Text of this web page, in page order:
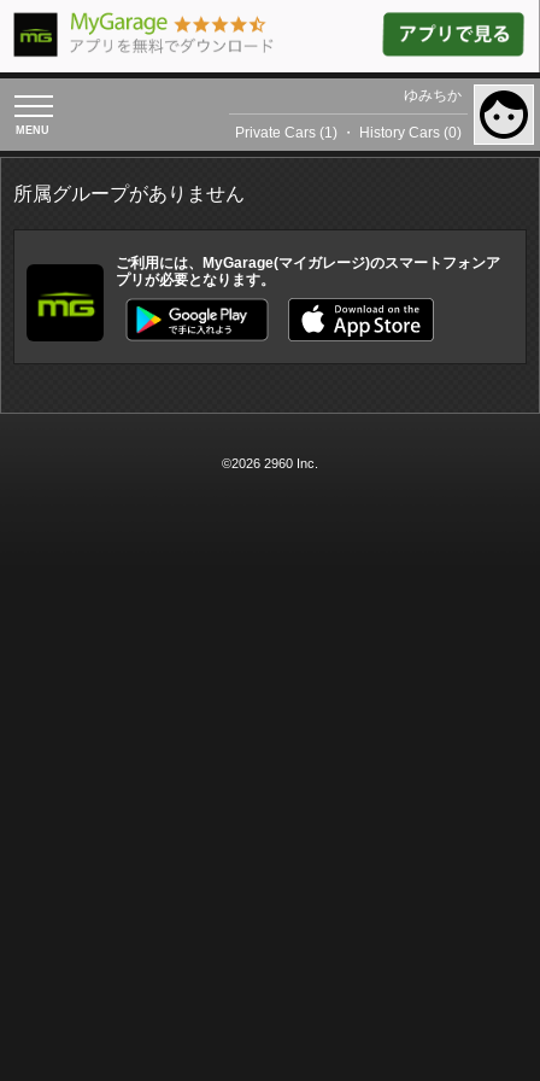
toggle
navigation
ゆみちか
Private Cars (1) ・ History Cars (0)
所属グループがありません
ご利用には、MyGarage(マイガレージ)のスマートフォンア
プリが必要となります。
©2026 2960 Inc.